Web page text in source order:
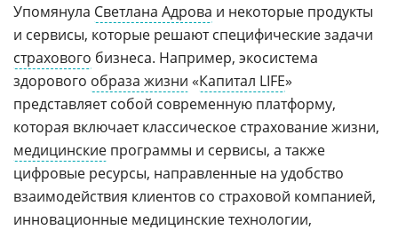
Упомянула Светлана Адрова и некоторые продукты
и сервисы, которые решают специфические задачи
страхового бизнеса. Например, экосистема
здорового образа жизни «Капитал LIFE»
представляет собой современную платформу,
которая включает классическое страхование жизни,
медицинские программы и сервисы, а также
цифровые ресурсы, направленные на удобство
взаимодействия клиентов со страховой компанией,
инновационные медицинские технологии,